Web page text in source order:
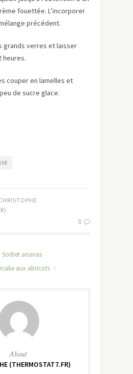
fouettée. L’incorporer
précédent.
grands verres et laisser
heures.
couper en lamelles et
de sucre glace.
0
Sorbet ananas
aux abricots
About
(THERMOSTAT7.FR)